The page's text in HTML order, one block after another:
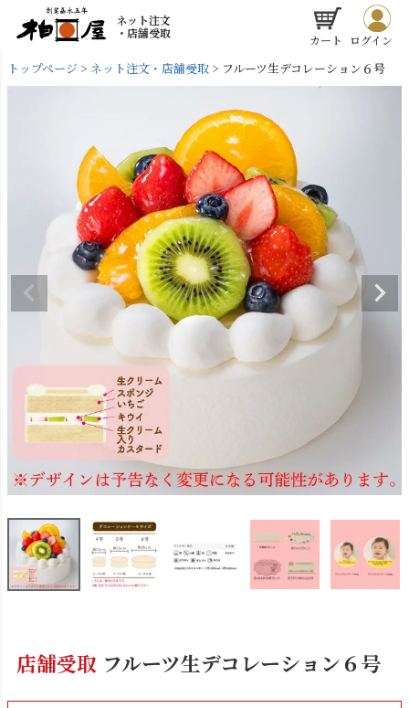
ネット注文
・店舗受取
カート ログイン
トップページ ネット注文・店舗受取 フルーツ生デコレーション６号
店舗受取 フルーツ生デコレーション６号